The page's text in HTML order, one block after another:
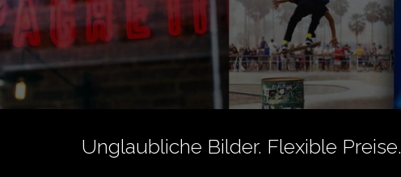
Unglaubliche Bilder. Flexible Preise.